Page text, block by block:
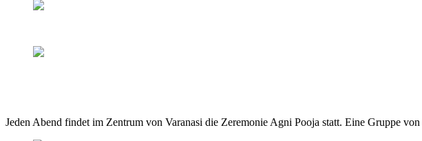
Jeden Abend findet im Zentrum von Varanasi die Zeremonie Agni Pooja statt. Eine Gruppe